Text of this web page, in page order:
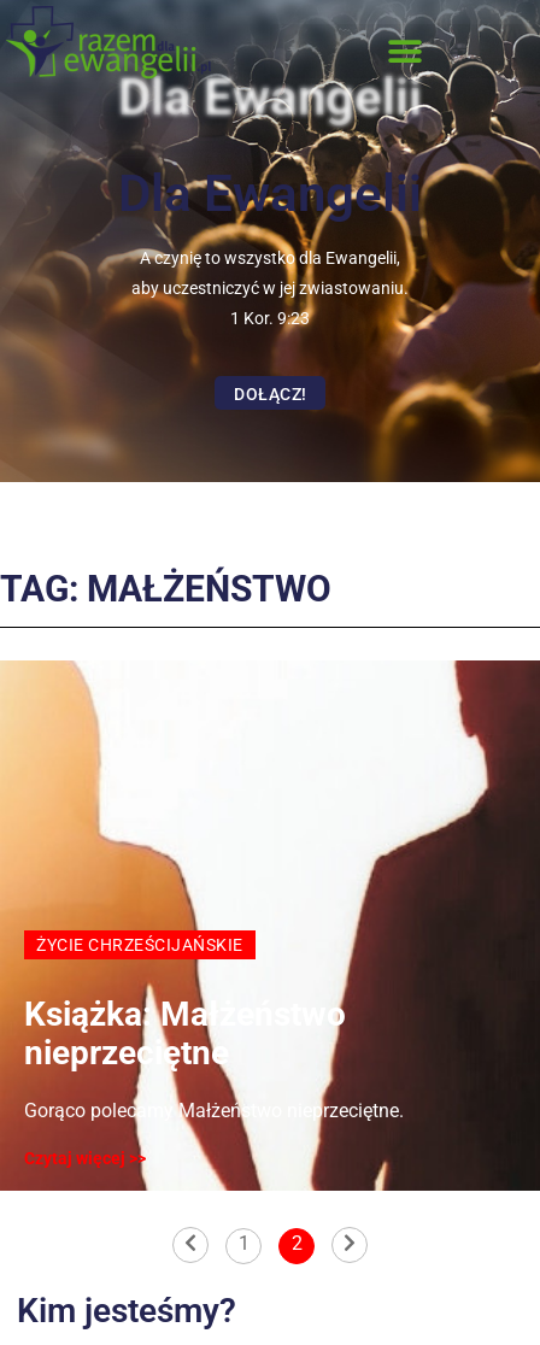
Dla Ewangelii
Dla Ewangelii
A czynię to wszystko dla Ewangelii,
aby uczestniczyć w jej zwiastowaniu.
1 Kor. 9:23
DOŁĄCZ!
TAG: MAŁŻEŃSTWO
ŻYCIE CHRZEŚCIJAŃSKIE
Książka: Małżeństwo
nieprzeciętne
Gorąco polecamy Małżeństwo nieprzeciętne.
Czytaj więcej >>
1 2
Kim jesteśmy?